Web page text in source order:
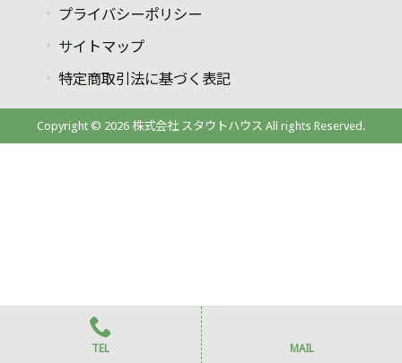
プライバシーポリシー
サイトマップ
特定商取引法に基づく表記
Copyright © 2026 株式会社 スタウトハウス All rights Reserved.
TEL MAIL